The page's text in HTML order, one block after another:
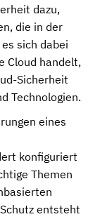
dazu,
die in der
sich dabei
Cloud handelt,
Sicherheit
Technologien.
eines
konfiguriert
Themen
entsteht